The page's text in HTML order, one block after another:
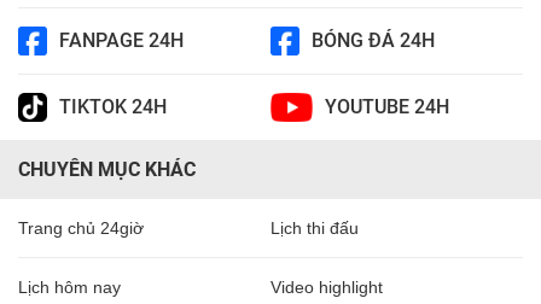
FANPAGE 24H BÓNG ĐÁ 24H
TIKTOK 24H YOUTUBE 24H
CHUYÊN MỤC KHÁC
Trang chủ 24giờ Lịch thi đấu
Lịch hôm nay Video highlight